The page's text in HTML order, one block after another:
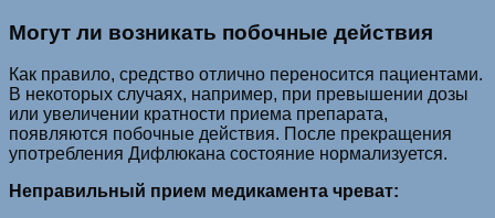
Могут ли возникать побочные действия
Как правило, средство отлично переносится пациентами.
В некоторых случаях, например, при превышении дозы
или увеличении кратности приема препарата,
появляются побочные действия. После прекращения
употребления Дифлюкана состояние нормализуется.
Неправильный прием медикамента чреват: